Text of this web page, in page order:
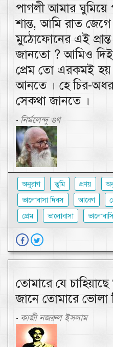
পাগলী আমার
শান্ত, আমি রাত জেগে
মুঠোফোনের এই
জানতো ? আমিও
প্রেম তো এরকমই হয়
আনতে । হে চির-
সেকথা জানতে ।
- নির্মলেন্দু গুণ
অনুরাগ তুমি প্রণয়
ভালোবাসা দিবস
আবেগ
প্রেম
ভালোবাসা
তোমারে যে
জানে তোমারে ভোলা
- কাজী নজরুল ইসলাম